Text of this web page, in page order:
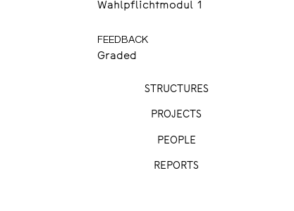
Wahlpflichtmodul 1
FEEDBACK
Graded
STRUCTURES
PROJECTS
PEOPLE
REPORTS